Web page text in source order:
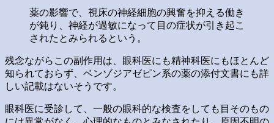
薬の影響で、視床の神経細胞の興奮を抑える働き
が鈍り、神経が過敏になって目の症状が引き起こ
されたとみられるという。
残念ながらこの副作用は、眼科医にも精神科医にもほとんど
知られておらず、ベンゾジアゼピン系の薬の添付文書にも詳
しい記載はないそうです。
眼科医に受診して、一般の眼科的な検査をしても目そのもの